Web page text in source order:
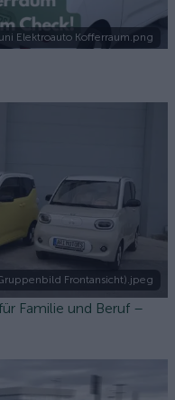
Elektroauto Kofferraum.png
Frontansicht).jpeg
Familie und Beruf –